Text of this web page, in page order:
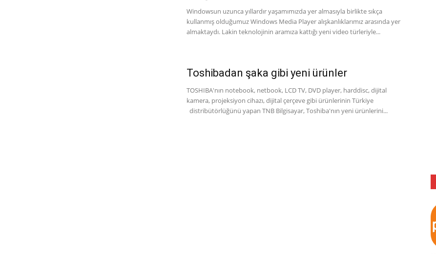
Windowsun uzunca yıllardır yaşamımızda yer almasıyla birlikte sıkça
kullanmış olduğumuz Windows Media Player alışkanlıklarımız arasında yer
almaktaydı. Lakin teknolojinin aramıza kattığı yeni video türleriyle...
Toshibadan şaka gibi yeni ürünler
TOSHIBA'nın notebook, netbook, LCD TV, DVD player, harddisc, dijital
kamera, projeksiyon cihazı, dijital çerçeve gibi ürünlerinin Türkiye
distribütörlüğünü yapan TNB Bilgisayar, Toshiba'nın yeni ürünlerini...